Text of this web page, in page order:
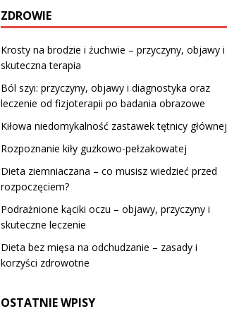
ZDROWIE
Krosty na brodzie i żuchwie – przyczyny, objawy i
skuteczna terapia
Ból szyi: przyczyny, objawy i diagnostyka oraz
leczenie od fizjoterapii po badania obrazowe
Kiłowa niedomykalność zastawek tętnicy głównej
Rozpoznanie kiły guzkowo-pełzakowatej
Dieta ziemniaczana – co musisz wiedzieć przed
rozpoczęciem?
Podrażnione kąciki oczu – objawy, przyczyny i
skuteczne leczenie
Dieta bez mięsa na odchudzanie – zasady i
korzyści zdrowotne
OSTATNIE WPISY